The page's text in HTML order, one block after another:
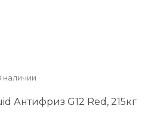
наличии
Антифриз G12 Red, 215кг